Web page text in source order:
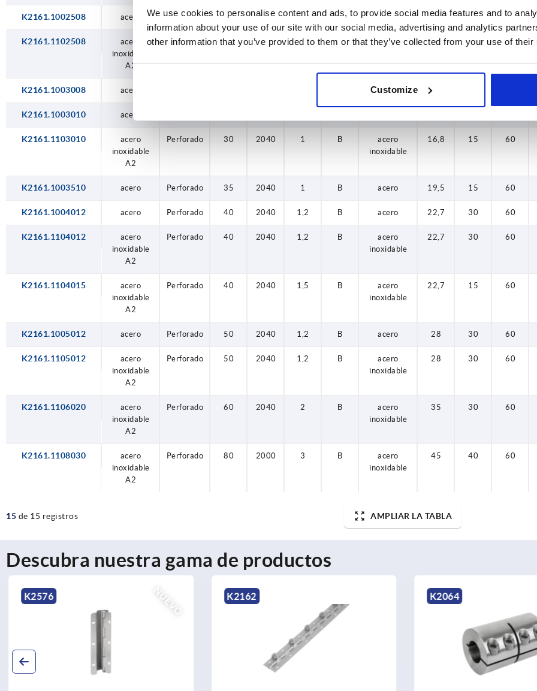
We use cookies to personalise content and ads, to provide social media features and to
information about your use of our site with our social media, advertising and analytics
other information that you’ve provided to them or that they’ve collected from your use of
Customize
K2161.1002508 acero Perforado 25 2040 0,8 B acero 14 15 60
K2161.1102508
acero
inoxidable
A2
Perforado 25 2040 0,8 B
acero
14 15 60
K2161.1003008 acero acero 16,8
K2161.1003010 acero
K2161.1103010
acero
inoxidable
A2
Perforado 30 2040 1 B
acero
inoxidable
16,8 15 60
K2161.1003510 acero Perforado 35 2040 1 B acero 19,5 15 60
K2161.1004012 acero Perforado 40 2040 1,2 B acero 22,7 30 60
K2161.1104012
acero
inoxidable
A2
Perforado 40 2040 1,2 B
acero
inoxidable
22,7 30 60
K2161.1104015
acero
inoxidable
A2
Perforado 40 2040 1,5 B
acero
inoxidable
22,7 15 60
K2161.1005012 acero Perforado 50 2040 1,2 B acero 28 30 60
K2161.1105012
acero
inoxidable
A2
Perforado 50 2040 1,2 B
acero
inoxidable
28 30 60
K2161.1106020
acero
inoxidable
A2
Perforado 60 2040 2 B
acero
inoxidable
35 30 60
K2161.1108030
acero
inoxidable
A2
Perforado 80 2000 3 B
acero
inoxidable
45 40 60
15 de 15 registros AMPLIAR LA TABLA
Descubra nuestra gama de productos
NUEVO
K2576 K2162 K2064